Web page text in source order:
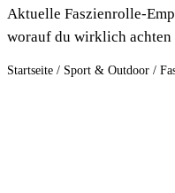
Aktuelle Faszienrolle-
worauf du wirklich achten
Startseite / Sport & Outdoor /